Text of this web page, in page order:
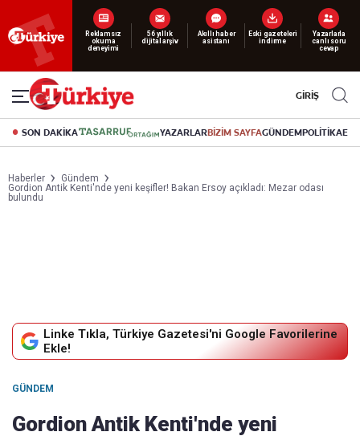
Yeni nesil dijital
abonelik 19 TL’den başlayan fiyatlarla.
GİRİŞ
SON DAKİKA YAZARLARBİZİM SAYFAGÜNDEMPOLİTİKA
Haberler
Gündem
Gordion Antik Kenti'nde yeni keşifler! Bakan Ersoy açıkladı: Mezar odası
bulundu
Linke Tıkla, Türkiye Gazetesi'ni Google Favorilerine
Ekle!
GÜNDEM
Gordion Antik Kenti'nde yeni